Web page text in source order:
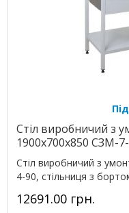
Стіл виробничий з
1900х700х850 СЗМ-
Стіл виробничий з
4-90, стільниця з
12691.00 грн.